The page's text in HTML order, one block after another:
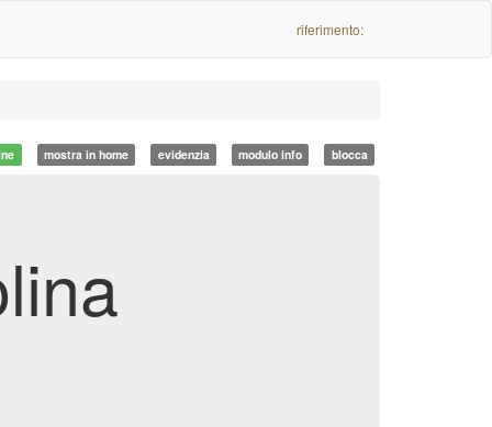
riferimento:
mostra in home evidenzia modulo info blocca